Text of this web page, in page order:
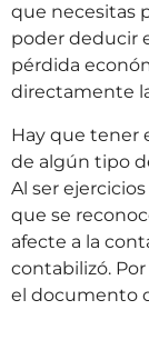
que necesitas
poder deducir
pérdida
directamente
Hay que tener
de algún tipo
Al ser
que se
afecte a la
contabilizó.
el documento